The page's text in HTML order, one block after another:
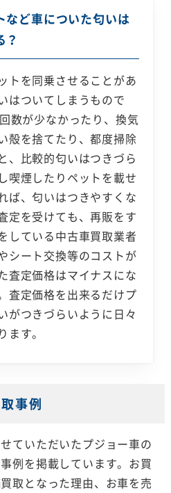
など車についた匂いは
？
トを同乗させることがあ
はついてしまうもので
数が少なかったり、換気
殻を捨てたり、都度掃除
、比較的匂いはつきづら
喫煙したりペットを載せ
ば、匂いはつきやすくな
定を受けても、再販をす
している中古車買取業者
シート交換等のコストが
査定価格はマイナスにな
査定価格を出来るだけプ
がつきづらいように日々
す。
事例
ていただいたプジョー車の
例を掲載しています。お買
取となった理由、お車を売